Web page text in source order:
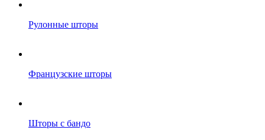
Рулонные шторы
Французские шторы
Шторы с бандо